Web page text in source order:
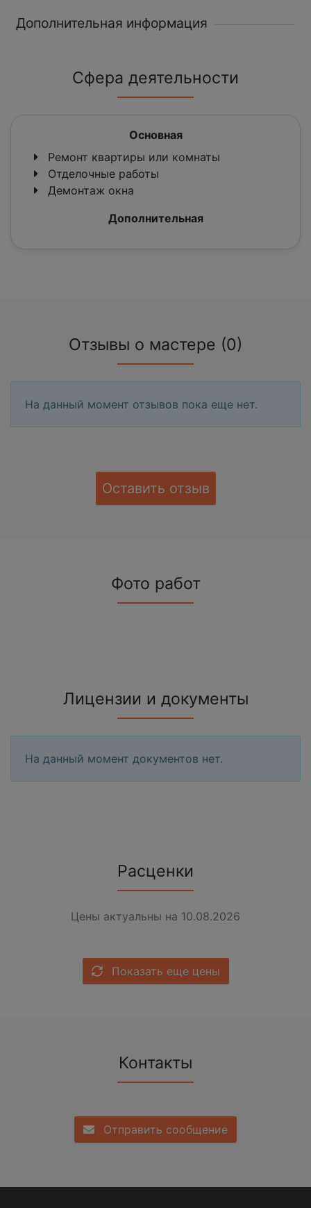
Дополнительная информация
Сфера деятельности
Основная
Ремонт квартиры или комнаты
Отделочные работы
Демонтаж окна
Дополнительная
Отзывы о мастере (0)
На данный момент отзывов пока еще нет.
Оставить отзыв
Фото работ
Лицензии и документы
На данный момент документов нет.
Расценки
Цены актуальны на 10.08.2026
Показать еще цены
Контакты
Отправить сообщение